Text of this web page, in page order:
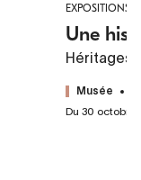
EXPOSITIONS
Une
Héritages
Musée
Du 30 octobre